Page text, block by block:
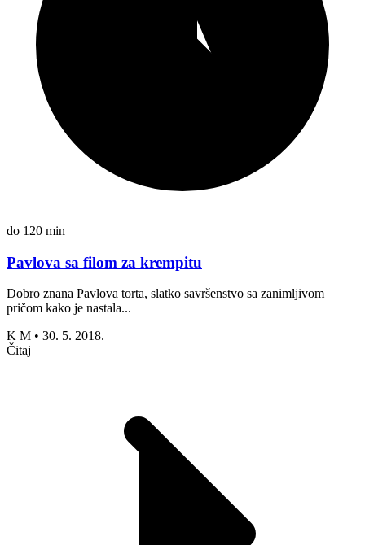
do 120 min
Pavlova sa filom za krempitu
Dobro znana Pavlova torta, slatko savršenstvo sa zanimljivom
pričom kako je nastala...
K M • 30. 5. 2018.
Čitaj